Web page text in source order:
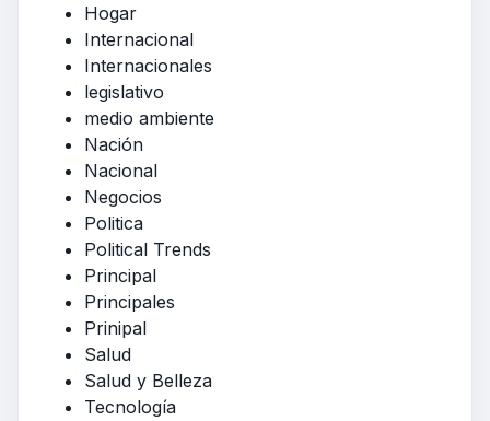
Hogar
Internacional
Internacionales
legislativo
medio ambiente
Nación
Nacional
Negocios
Politica
Political Trends
Principal
Principales
Prinipal
Salud
Salud y Belleza
Tecnología